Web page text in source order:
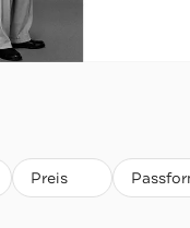
Preis